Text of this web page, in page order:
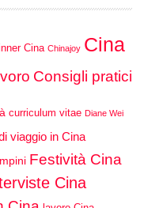
Cina Chinajoy Cina
Consigli pratici
curriculum vitae Diane Wei
viaggio in Cina
Festività Cina
Cina